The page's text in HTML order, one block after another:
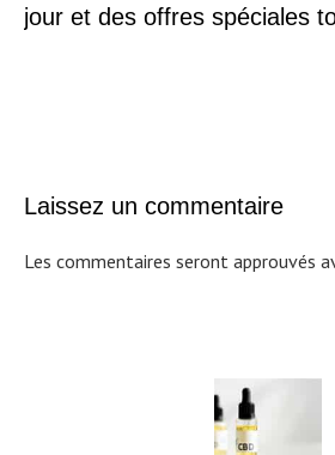
jour et des offres spéciales
Laissez un commentaire
Les commentaires seront approuvés